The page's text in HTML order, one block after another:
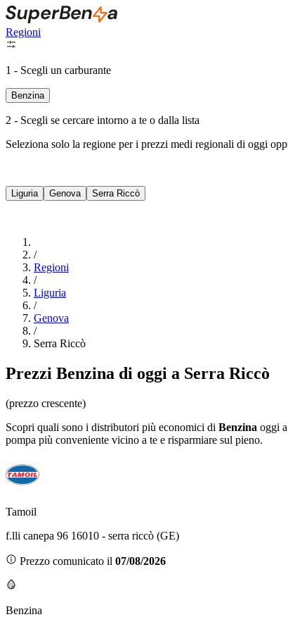
Regioni
1 - Scegli un carburante
Benzina
2 - Scegli se cercare intorno a te o dalla lista
Seleziona solo la regione per i prezzi medi regionali di oggi
Liguria Genova Serra Riccò
/
Regioni
/
Liguria
/
Genova
/
Serra Riccò
Prezzi Benzina di oggi a Serra Riccò
(prezzo crescente)
Scopri quali sono i distributori più economici di Benzina oggi a
pompa più conveniente vicino a te e risparmiare sul pieno.
Tamoil
f.lli canepa 96 16010 - serra riccò (GE)
Prezzo comunicato il 07/08/2026
Benzina